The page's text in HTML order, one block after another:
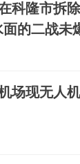
科隆市拆
的二战未
场现无人